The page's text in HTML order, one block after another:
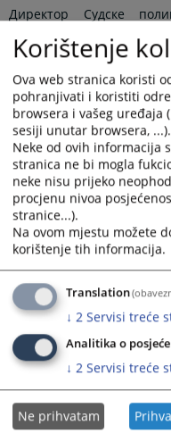
Директор Судске
Луци седмом састанку
унапређење
особама којима је
европским стандардима у
Пројекат суфинансира и
Директор Драгојевић се
досадашњој сарадњи.
Посебну пажњу је
дигитализације у
би допринијело како
заштити лица која су
издржавању казне
„Жеља и настојање, како
тако и Судске полиције
свакодневној
је да се настави
Идејни пројекат је
дијела, односно
директор Драгојевић.
Korištenje
Ova web stranica koristi
pohranjivati i koristiti
browsera i vašeg uređaja
sesiji unutar browsera, ...).
Neke od ovih informacija
stranica ne bi mogla
neke nisu prijeko
procjenu nivoa
stranice...).
Na ovom mjestu možete
korištenje tih informacija.
Translation
↓ 2 Servisi treće
Analitika o
↓ 2 Servisi treće
Ne prihvatam